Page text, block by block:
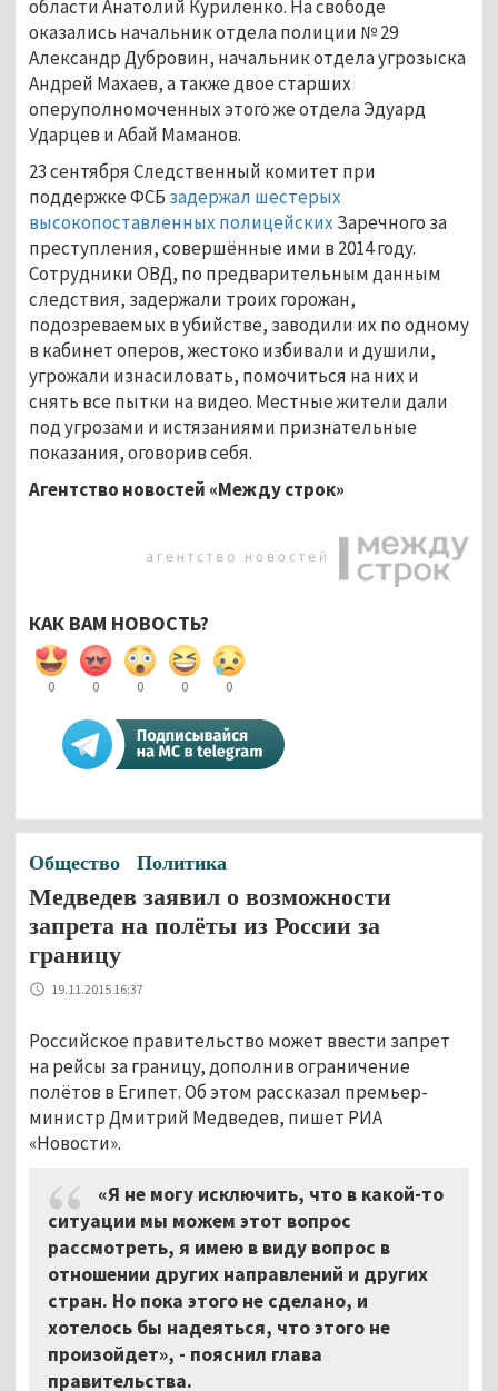
области Анатолий Куриленко. На свободе
оказались начальник отдела полиции № 29
Александр Дубровин, начальник отдела угрозыска
Андрей Махаев, а также двое старших
оперуполномоченных этого же отдела Эдуард
Ударцев и Абай Маманов.
23 сентября Следственный комитет при
поддержке ФСБ задержал шестерых
высокопоставленных полицейских Заречного за
преступления, совершённые ими в 2014 году.
Сотрудники ОВД, по предварительным данным
следствия, задержали троих горожан,
подозреваемых в убийстве, заводили их по одному
в кабинет оперов, жестоко избивали и душили,
угрожали изнасиловать, помочиться на них и
снять все пытки на видео. Местные жители дали
под угрозами и истязаниями признательные
показания, оговорив себя.
Агентство новостей «Между строк»
КАК ВАМ НОВОСТЬ?
0 0 0 0 0
Общество Политика
Медведев заявил о возможности
запрета на полёты из России за
границу
19.11.2015 16:37
Российское правительство может ввести запрет
на рейсы за границу, дополнив ограничение
полётов в Египет. Об этом рассказал премьер-
министр Дмитрий Медведев, пишет РИА
«Новости».
«Я не могу исключить, что в какой-то
ситуации мы можем этот вопрос
рассмотреть, я имею в виду вопрос в
отношении других направлений и других
стран. Но пока этого не сделано, и
хотелось бы надеяться, что этого не
произойдет», - пояснил глава
правительства.